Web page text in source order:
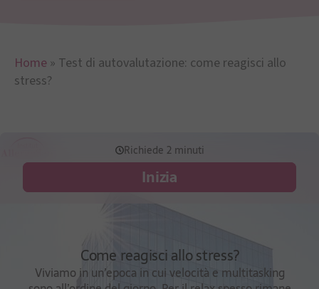
Home » Test di autovalutazione: come reagisci allo
stress?